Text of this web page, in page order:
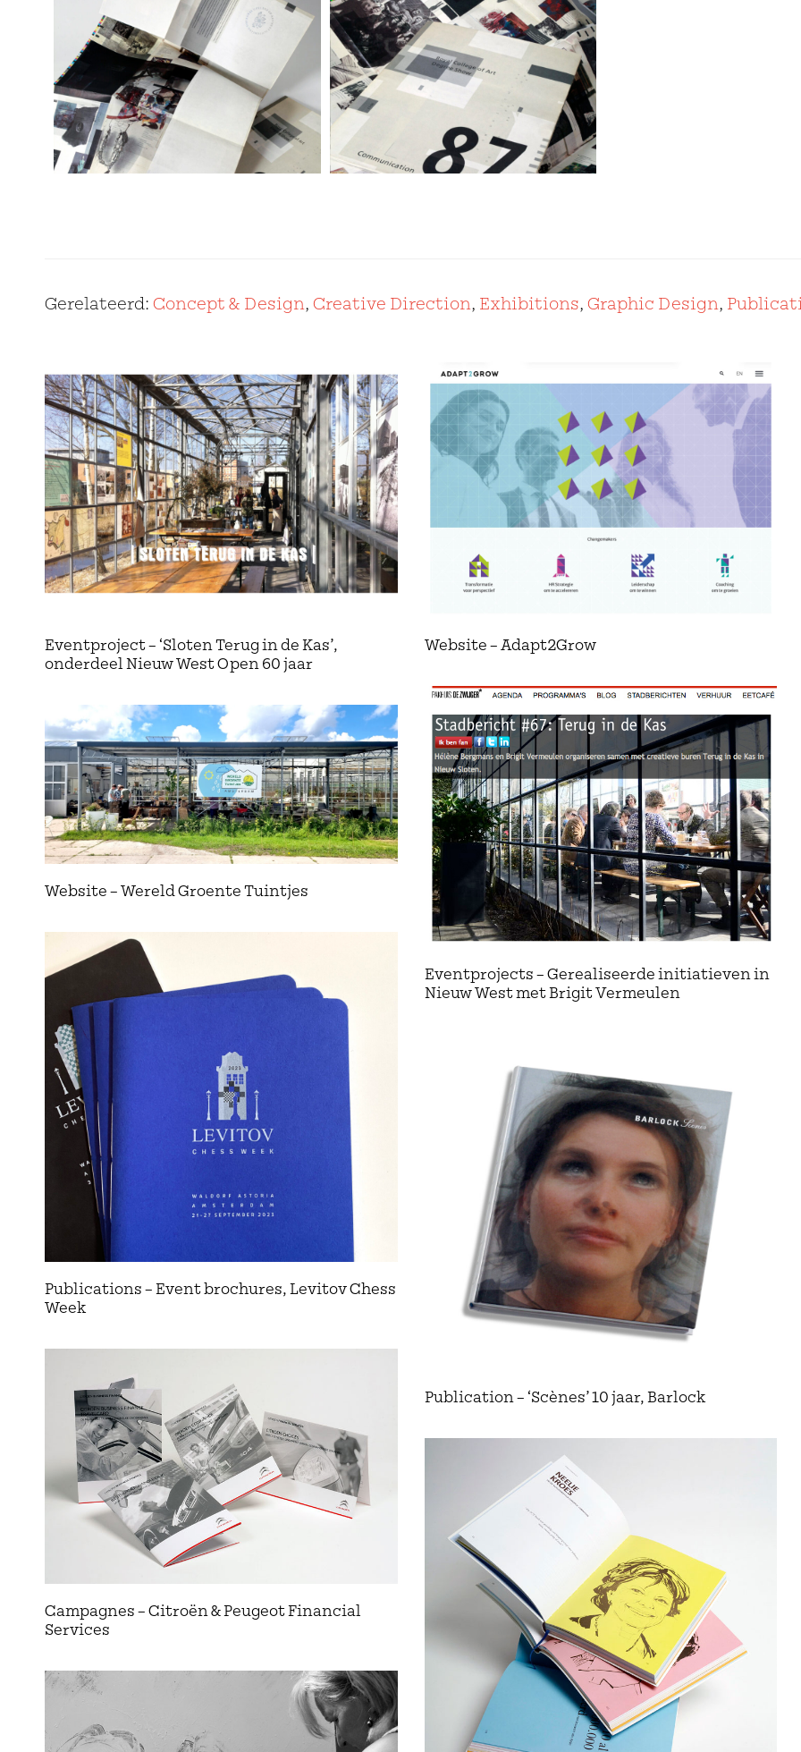
Gerelateerd: Concept & Design, Creative Direction, Exhibitions, Graphic Design,
Eventproject – ‘Sloten Terug in de Kas’,
onderdeel Nieuw West Open 60 jaar
Website – Adapt2Grow
Website – Wereld Groente Tuintjes
Eventprojects – Gerealiseerde initiatieven in
Nieuw West met Brigit Vermeulen
Publications – Event brochures, Levitov Chess
Week
Publication – ‘Scènes’ 10 jaar, Barlock
Campagnes – Citroën & Peugeot Financial
Services